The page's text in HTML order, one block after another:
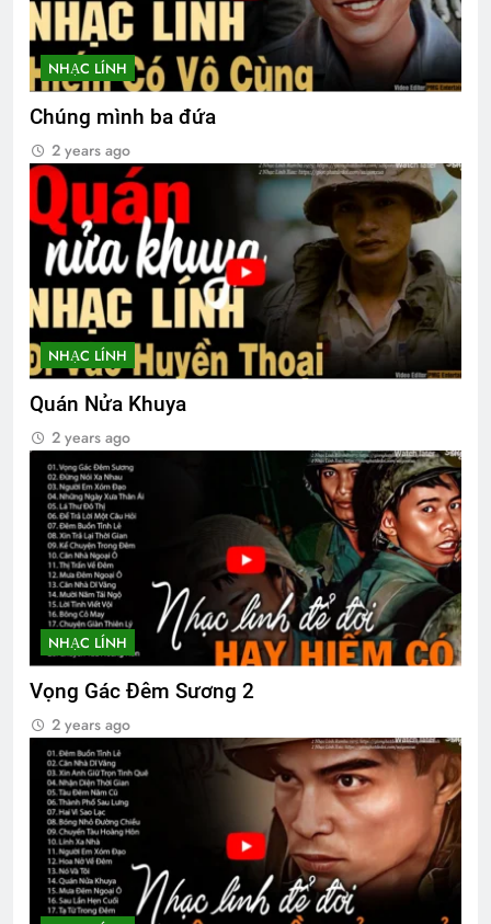
NHẠC LÍNH
Chúng mình ba đứa
2 years ago
NHẠC LÍNH
Quán Nửa Khuya
2 years ago
NHẠC LÍNH
Vọng Gác Đêm Sương 2
2 years ago